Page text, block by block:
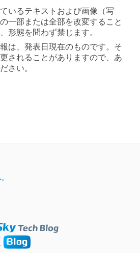
いるテキストおよび画像（写
一部または全部を改変すること
形態を問わず禁じます。
は、発表日現在のものです。そ
されることがありますので、あ
さい。